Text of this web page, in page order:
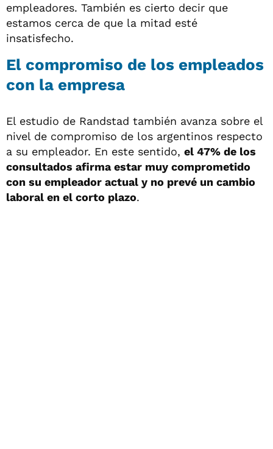
empleadores. También es cierto decir que
estamos cerca de que la mitad esté
insatisfecho.
El compromiso de los empleados
con la empresa
El estudio de Randstad también avanza sobre el
nivel de compromiso de los argentinos respecto
a su empleador. En este sentido, el 47% de los
consultados afirma estar muy comprometido
con su empleador actual y no prevé un cambio
laboral en el corto plazo.